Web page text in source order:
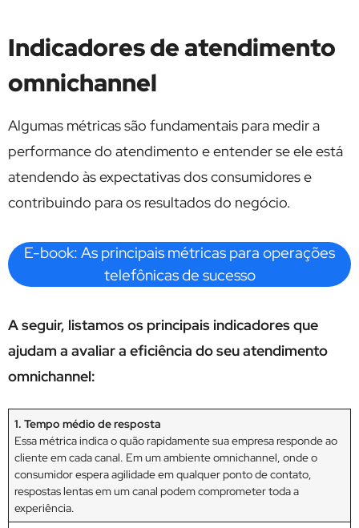
Indicadores de atendimento
omnichannel
Algumas métricas são fundamentais para medir a
performance do atendimento e entender se ele está
atendendo às expectativas dos consumidores e
contribuindo para os resultados do negócio.
E-book: As principais métricas para operações
telefônicas de sucesso
A seguir, listamos os principais indicadores que
ajudam a avaliar a eficiência do seu atendimento
omnichannel:
1. Tempo médio de resposta
Essa métrica indica o quão rapidamente sua empresa responde ao
cliente em cada canal. Em um ambiente omnichannel, onde o
consumidor espera agilidade em qualquer ponto de contato,
respostas lentas em um canal podem comprometer toda a
experiência.